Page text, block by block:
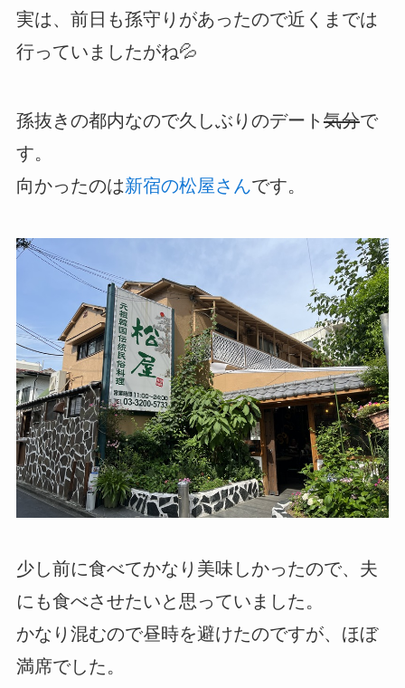
実は、前日も孫守りがあったので近くまでは
行っていましたがね💦
孫抜きの都内なので久しぶりのデート 気分で
す。
向かったのは新宿の松屋さんです。
少し前に食べてかなり美味しかったので、夫
にも食べさせたいと思っていました。
かなり混むので昼時を避けたのですが、ほぼ
満席でした。